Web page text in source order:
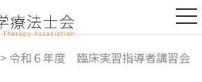
> 令和６年度 臨床実習指導者講習会
t
o
g
g
l